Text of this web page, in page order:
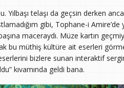
telaşı da geçsin derken
gibi, Tophane-i Amire’de
maceraydı. Müze kartın
bu müthiş kültüre ait eserleri
bizlere sunan interaktif
kıvamında geldi bana.